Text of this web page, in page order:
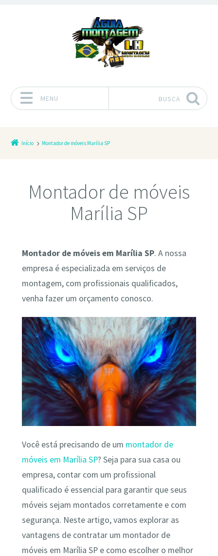
MENU BUSCA
Início Montador de móveis Marília SP
Montador de móveis
Marília SP
Montador de móveis em Marília SP. A nossa
empresa é especializada em serviços de
montagem, com profissionais qualificados,
venha fazer um orçamento conosco.
Você está precisando de um montador de
móveis em Marília SP? Seja para sua casa ou
empresa, contar com um profissional
qualificado é essencial para garantir que seus
móveis sejam montados corretamente e com
segurança. Neste artigo, vamos explorar as
vantagens de contratar um montador de
móveis em Marília SP e como escolher o melhor